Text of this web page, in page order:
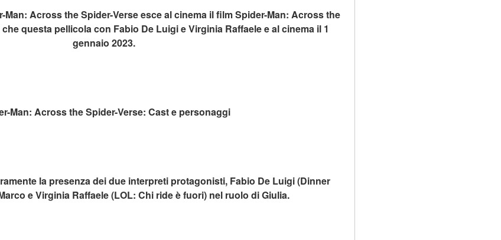
Man: Across the Spider-Verse esce al cinema il film Spider-Man: Across the
questa pellicola con Fabio De Luigi e Virginia Raffaele e al cinema il 1
gennaio 2023.
Man: Across the Spider-Verse: Cast e personaggi
la presenza dei due interpreti protagonisti, Fabio De Luigi (Dinner
e Virginia Raffaele (LOL: Chi ride è fuori) nel ruolo di Giulia.